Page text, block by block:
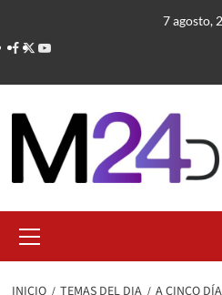
contenido
7 agosto,
primario